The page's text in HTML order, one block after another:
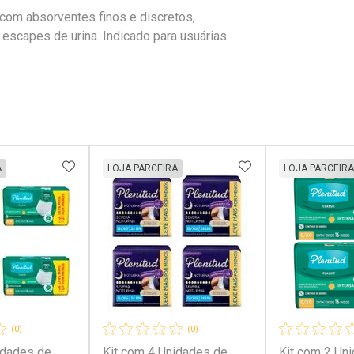
absorventes finos e discretos,
de urina. Indicado para usuárias
(0)
ADICIONAR AOS FAVORITOS
(0)
LOJA PARCEIRA ADICIONAR AOS
LOJA PARCEIRA